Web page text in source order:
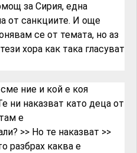
за Сирия, една
от санкциите. И още
се от темата, но аз
хора как така гласуват
ние и кой е коя
ни наказват като деца от
е
>> Но те наказват >>
разбрах каква е